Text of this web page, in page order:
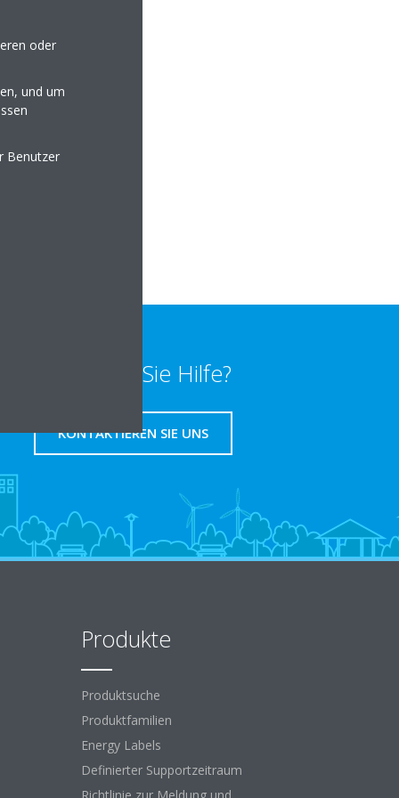
3057903
Benötigen Sie Hilfe?
KONTAKTIEREN SIE UNS
Produkte
Produktsuche
Produktfamilien
Energy Labels
Definierter Supportzeitraum
oder
und um
Benutzer